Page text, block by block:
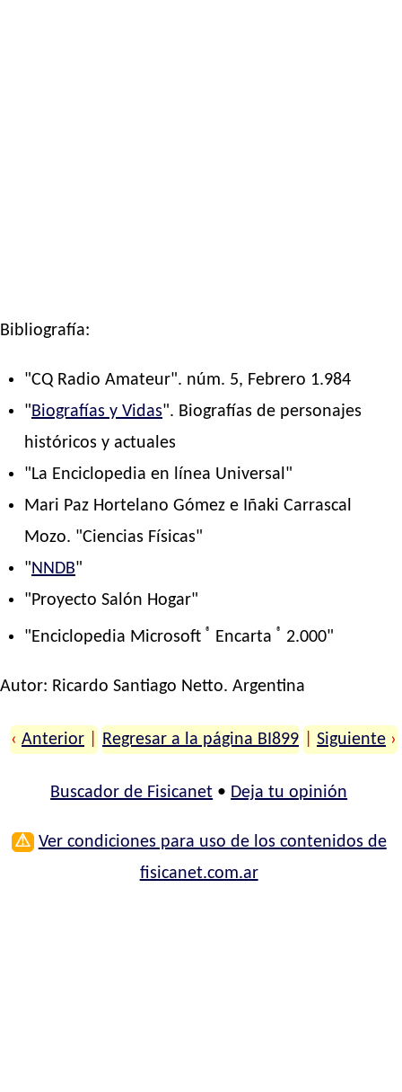
Bibliografía:
"CQ Radio Amateur". núm. 5, Febrero 1.984
"Biografías y Vidas". Biografías de personajes
históricos y actuales
"La Enciclopedia en línea Universal"
Mari Paz Hortelano Gómez e Iñaki Carrascal
Mozo. "Ciencias Físicas"
"NNDB"
"Proyecto Salón Hogar"
"Enciclopedia Microsoft ® Encarta ® 2.000"
Autor: Ricardo Santiago Netto. Argentina
‹ Anterior Regresar a la página BI899 Siguiente ›
Buscador de Fisicanet • Deja tu opinión
⚠ Ver condiciones para uso de los contenidos de
fisicanet.com.ar